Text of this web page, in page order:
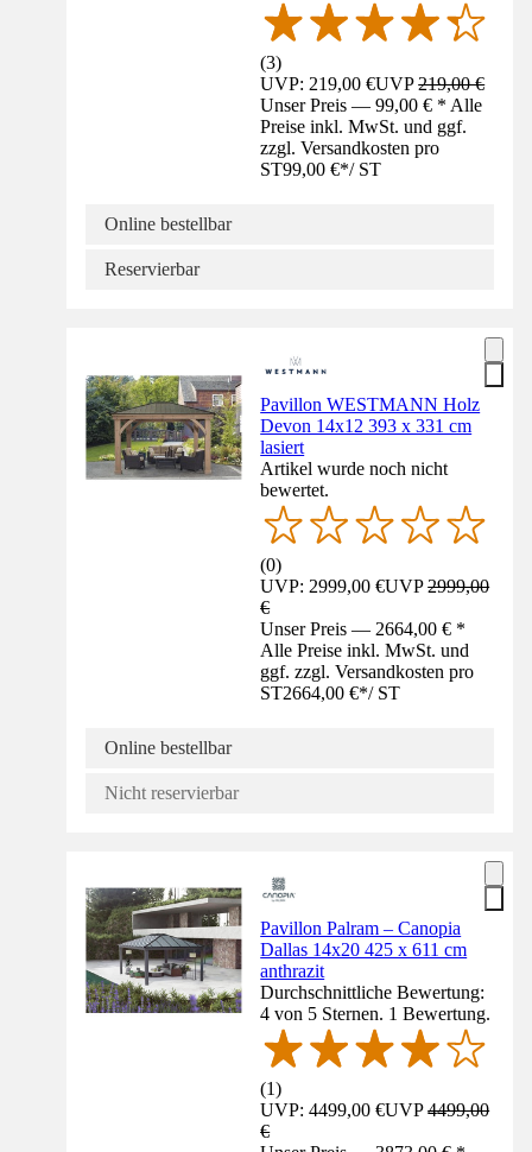
(3)
UVP: 219,00 €UVP219,00 €
Unser Preis — 99,00 € * Alle
Preise inkl. MwSt. und ggf.
zzgl. Versandkosten pro
ST99,00 €*/ ST
Online bestellbar
Reservierbar
Pavillon WESTMANN Holz
Devon 14x12 393 x 331 cm
lasiert
Artikel wurde noch nicht
bewertet.
(0)
UVP: 2999,00 €UVP2999,00
€
Unser Preis — 2664,00 € *
Alle Preise inkl. MwSt. und
ggf. zzgl. Versandkosten pro
ST2664,00 €*/ ST
Online bestellbar
Nicht reservierbar
Pavillon Palram – Canopia
Dallas 14x20 425 x 611 cm
anthrazit
Durchschnittliche Bewertung:
4 von 5 Sternen. 1 Bewertung.
(1)
UVP: 4499,00 €UVP4499,00
€